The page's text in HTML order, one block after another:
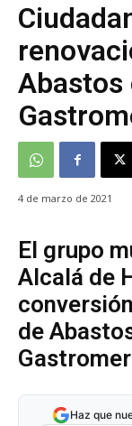
Abastos
4 de marzo de 2021
El grupo
Alcalá de
de
Haz que